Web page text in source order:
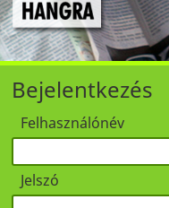
Bejelentkezés
Felhasználónév
Jelszó